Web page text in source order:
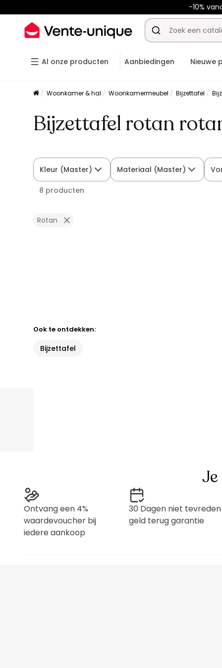
-10%
Al onze producten Aanbiedingen Nieuwe
Woonkamer & hal Woonkamermeubel Bijzettafel
Bijzettafel rotan
Kleur (Master) Materiaal (Master)
8 producten
Rotan
Ook te ontdekken:
Bijzettafel
Ontvang een 4%
waardevoucher bij
iedere aankoop
30 Dagen niet tevreden
geld terug garantie